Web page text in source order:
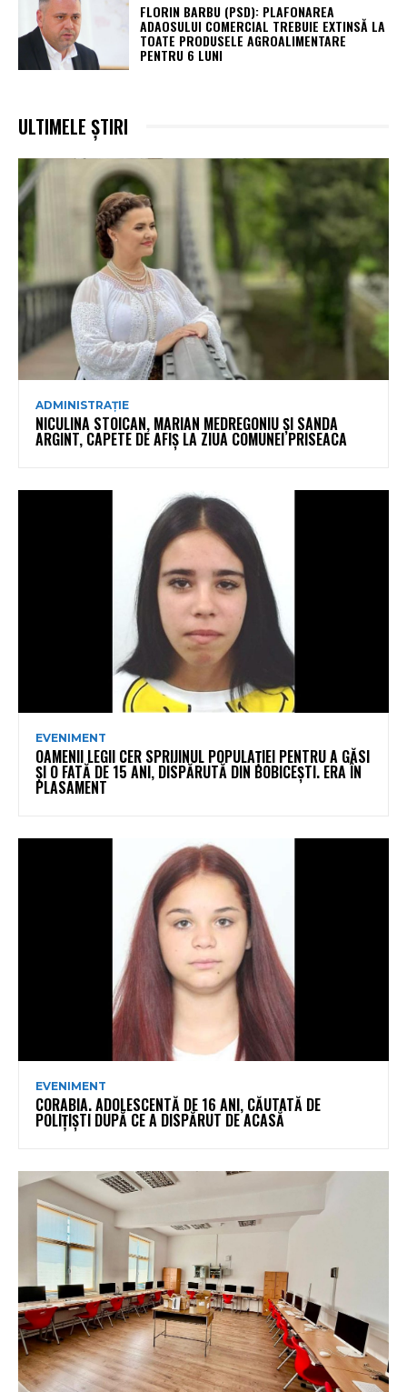
FLORIN BARBU (PSD): PLAFONAREA
ADAOSULUI COMERCIAL TREBUIE EXTINSĂ LA
TOATE PRODUSELE AGROALIMENTARE
PENTRU 6 LUNI
ULTIMELE ȘTIRI
ADMINISTRAȚIE
NICULINA STOICAN, MARIAN MEDREGONIU ȘI SANDA
ARGINT, CAPETE DE AFIȘ LA ZIUA COMUNEI PRISEACA
EVENIMENT
OAMENII LEGII CER SPRIJINUL POPULAȚIEI PENTRU A GĂSI
ȘI O FATĂ DE 15 ANI, DISPĂRUTĂ DIN BOBICEȘTI. ERA ÎN
PLASAMENT
EVENIMENT
CORABIA. ADOLESCENTĂ DE 16 ANI, CĂUTATĂ DE
POLIȚIȘTI DUPĂ CE A DISPĂRUT DE ACASĂ